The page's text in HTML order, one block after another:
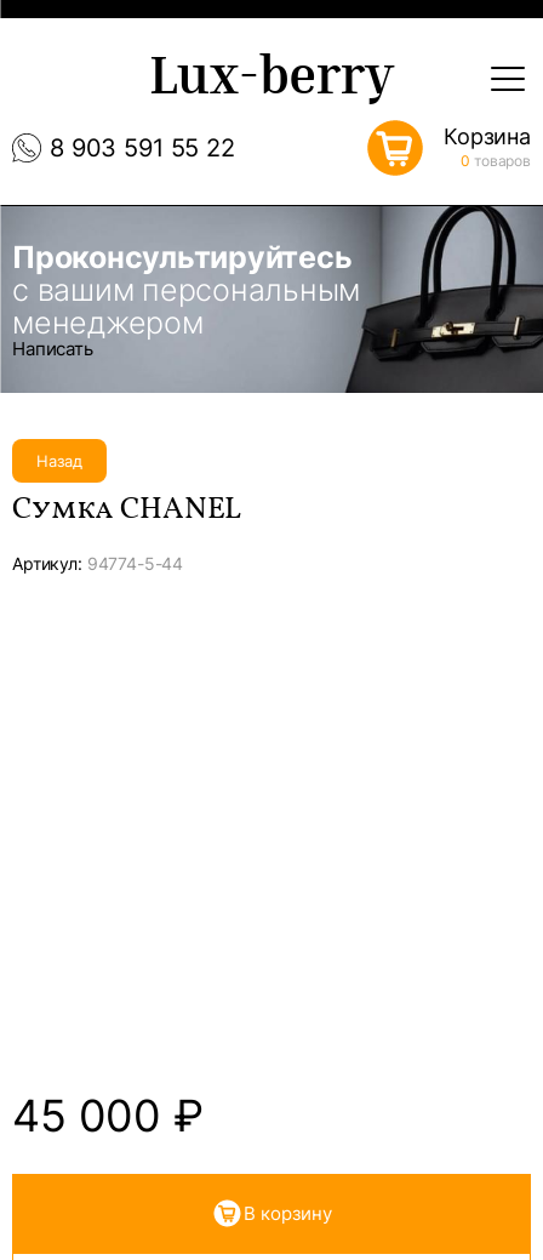
8 903 591 55 22
Lux-berry
Корзина
0 товаров
Проконсультируйтесь
с вашим персональным
менеджером
Написать
Назад
Сумка CHANEL
Артикул: 94774-5-44
45 000 ₽
В корзину